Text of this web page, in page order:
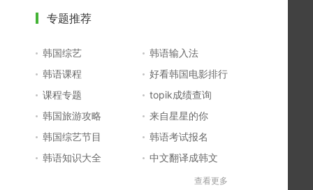
专题推荐
韩国综艺
韩语输入法
韩语课程
好看韩国电影排行
课程专题
topik成绩查询
韩国旅游攻略
来自星星的你
韩国综艺节目
韩语考试报名
韩语知识大全
中文翻译成韩文
查看更多